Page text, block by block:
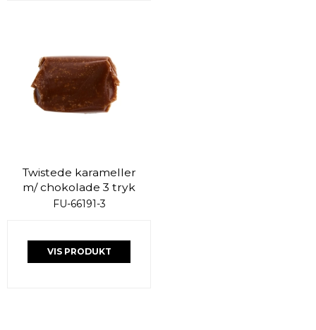
Twistede karameller
m/ chokolade 3 tryk
FU-66191-3
VIS PRODUKT